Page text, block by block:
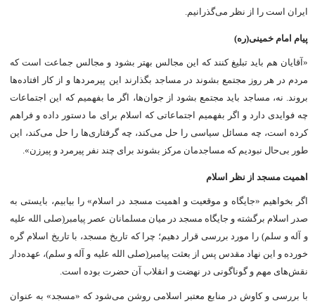
ایران است را از نظر می‌گذرانیم.
پیام امام خمینى(ره)
«آقایان هم باید تبلیغ کنند که این مجالس بهتر بشود و مجالس جماعت است که
مردم در هر روز مجتمع بشوند در مساجد بگذارند این پیرمردها و از کار افتاده‌ها
بروند. نه، مساجد باید مجتمع بشود از جوان‌ها، اگر ما بفهمیم که این اجتماعات
چه فوایدى دارد و اگر بفهمیم اجتماعاتى که اسلام براى ما دستور داده و فراهم
کرده است، چه مسائل سیاسی را حل می‌کند، چه گرفتاری‌ها را حل می‌کند، این
طور بی‌حال نبودیم که مساجدمان مرکز بشوند براى چند نفر پیرمرد و پیرزن».
اهمیت مسجد از نظر اسلام
اگر بخواهیم «جایگاه و موقعیت و اهمیت مسجد در اسلام» را بیابیم، بایستى به
صدر اسلام برگشته و جایگاه مسجد در میان مسلمانان عصر پیامبر(صلی الله علیه
و آله و سلم) را مورد بررسى قرار دهیم؛ چرا که تاریخ مسجد، با تاریخ اسلام گره
خورده و این نهاد مقدس پس از بعثت پیامبر(صلی الله علیه و آله و سلم)، عهده‌دار
نقش‌هاى مهم و گوناگونى در نهضت و انقلاب آن حضرت بوده است.
با بررسى و کاوش در منابع معتبر اسلامى روشن می‌شود که «مسجد» به عنوان